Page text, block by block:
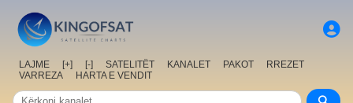
LAJME [+] [-] SATELITËT KANALET PAKOT
RREZET
VARREZA
HARTA E VENDIT